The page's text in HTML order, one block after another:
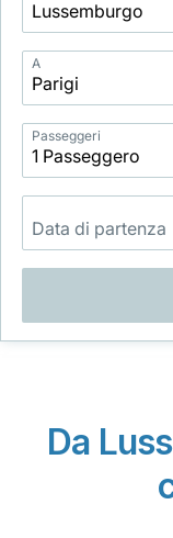
LuxairTours
A
Passeggeri
Da